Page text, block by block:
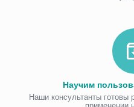
Научим
Наши консультанты